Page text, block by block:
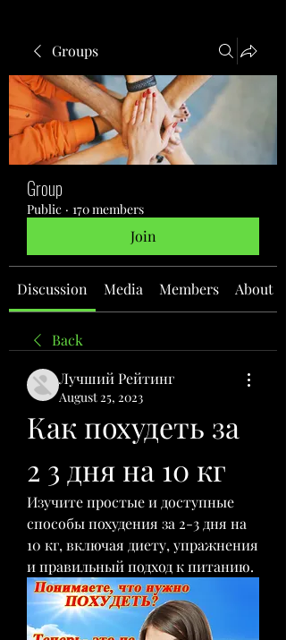
Groups
Group
Public · 170 members
Join
Discussion Media Members About
Back
Лучший Рейтинг
August 25, 2023
Как похудеть за
2 3 дня на 10 кг
Изучите простые и доступные
способы похудения за 2-3 дня на
10 кг, включая диету, упражнения
и правильный подход к питанию.